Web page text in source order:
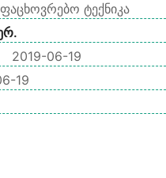
ტექნიკა
2019-06-19
19